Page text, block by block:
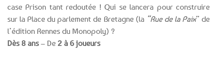
case Prison tant redoutée ! Qui se lancera pour construire
sur la Place du parlement de Bretagne (la “Rue de la Paix” de
l’édition Rennes du Monopoly) ?
Dès 8 ans– De 2 à 6 joueurs